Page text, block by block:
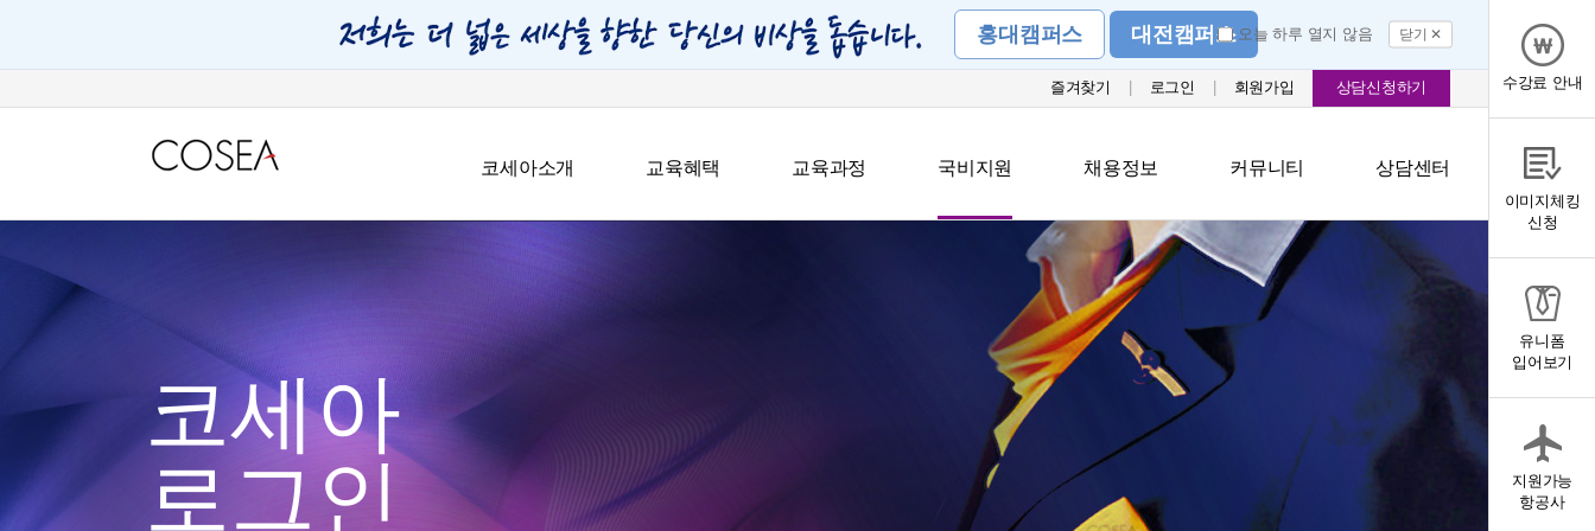
홍대캠퍼스 대전캠퍼스오늘 하루 열지 않음 닫기 ✕
즐겨찾기 로그인 회원가입 상담신청하기
코세아소개 교육혜택 교육과정 국비지원 채용정보 커뮤니티 상담센터
코세아
로그인
수강료 안내
이미지체킹
신청
유니폼
입어보기
지원가능
항공사